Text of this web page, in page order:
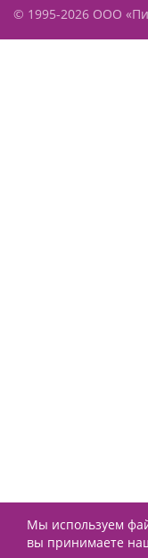
© 1995-2026 ООО
Мы используем
вы принимаете